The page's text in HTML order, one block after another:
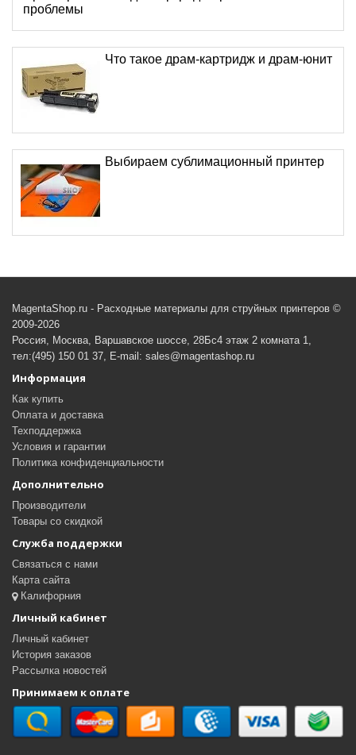
проблемы
Что такое драм-картридж и драм-юнит
Выбираем сублимационный принтер
MagentaShop.ru - Расходные материалы для струйных принтеров ©
2009-2026
Россия, Москва, Варшавское шоссе, 28Бс4 этаж 2 комната 1,
тел:(495) 150 01 37, E-mail: sales@magentashop.ru
Информация
Как купить
Оплата и доставка
Техподдержка
Условия и гарантии
Политика конфиденциальности
Дополнительно
Производители
Товары со скидкой
Служба поддержки
Связаться с нами
Карта сайта
Калифорния
Личный кабинет
Личный кабинет
История заказов
Рассылка новостей
Принимаем к оплате